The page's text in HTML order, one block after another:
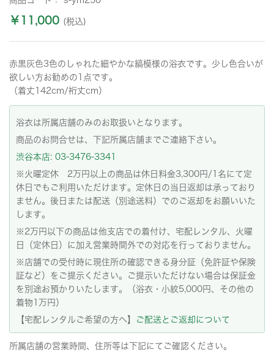
￥11,000 (税込)
赤黒灰色3色のしゃれた細やかな縞模様の浴衣です。少し色合いが
欲しい方お勧めの1点です。
（着丈142cm/裄丈cm）
浴衣は所属店舗のみのお取扱いとなります。
商品のお問合せは、下記所属店舗までご連絡下さい。
渋谷本店: 03-3476-3341
※火曜定休 2万円以上の商品は休日料金3,300円/1名にて定
休日でもご利用いただけます。定休日の当日返却は承っており
ません。後日または配送（別途送料）でのご返却をお願いいた
します。
※2万円以下の商品は他支店での着付け、宅配レンタル、火曜
日（定休日）に加え営業時間外での対応を行っておりません。
※店舗での受付時に現住所の確認できる身分証（免許証や保険
証など）をご提示ください。ご提示いただけない場合は保証金
を別途お預かりいたします。（浴衣・小紋5,000円、その他の
着物1万円）
【宅配レンタルご希望の方へ】
ご配送とご返却について
所属店舗の営業時間、住所等は下記にてご確認ください。